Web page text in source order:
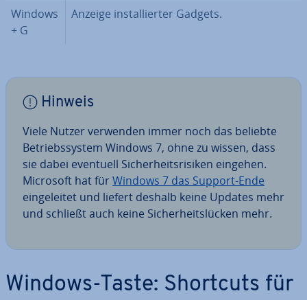
Windows
+ G
Anzeige in­stal­lier­ter Gadgets.
Hinweis
Viele Nutzer verwenden immer noch das beliebte
Be­triebs­sys­tem Windows 7, ohne zu wissen, dass
sie dabei eventuell Si­cher­heits­ri­si­ken eingehen.
Microsoft hat fürWindows 7 das Support-Ende
ein­ge­lei­tet und liefert deshalb keine Updates mehr
und schließt auch keine Si­cher­heits­lü­cken mehr.
Windows-Taste: Shortcuts für